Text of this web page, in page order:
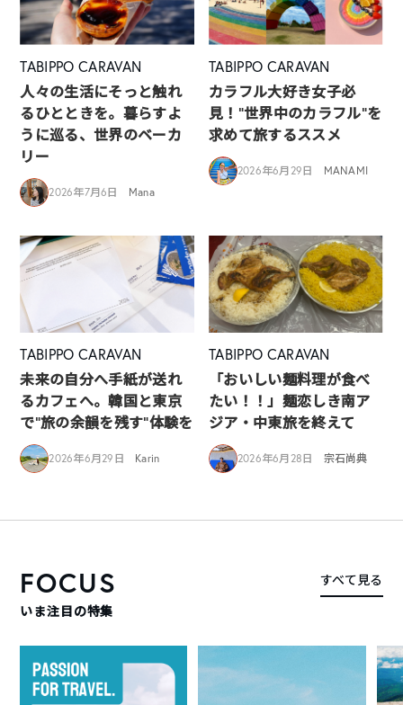
TABIPPO CARAVAN
人々の生活にそっと触れ
るひとときを。暮らすよ
うに巡る、世界のベーカ
リー
2026年7月6日 Mana
TABIPPO CARAVAN
カラフル大好き女子必
見！”世界中のカラフル”を
求めて旅するススメ
2026年6月29日 MANAMI
TABIPPO CARAVAN
未来の自分へ手紙が送れ
るカフェへ。韓国と東京
で“旅の余韻を残す”体験を
2026年6月29日 Karin
TABIPPO CARAVAN
「おいしい麺料理が食べ
たい！！」麺恋しき南ア
ジア・中東旅を終えて
2026年6月28日 宗石尚典
FOCUS
いま注目の特集
すべて見る